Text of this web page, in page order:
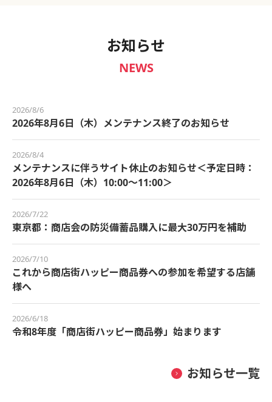
お知らせ
NEWS
2026/8/6
2026年8月6日（木）メンテナンス終了のお知らせ
2026/8/4
メンテナンスに伴うサイト休止のお知らせ＜予定日時：
2026年8月6日（木）10:00～11:00＞
2026/7/22
東京都：商店会の防災備蓄品購入に最大30万円を補助
2026/7/10
これから商店街ハッピー商品券への参加を希望する店舗
様へ
2026/6/18
令和8年度「商店街ハッピー商品券」始まります
お知らせ一覧